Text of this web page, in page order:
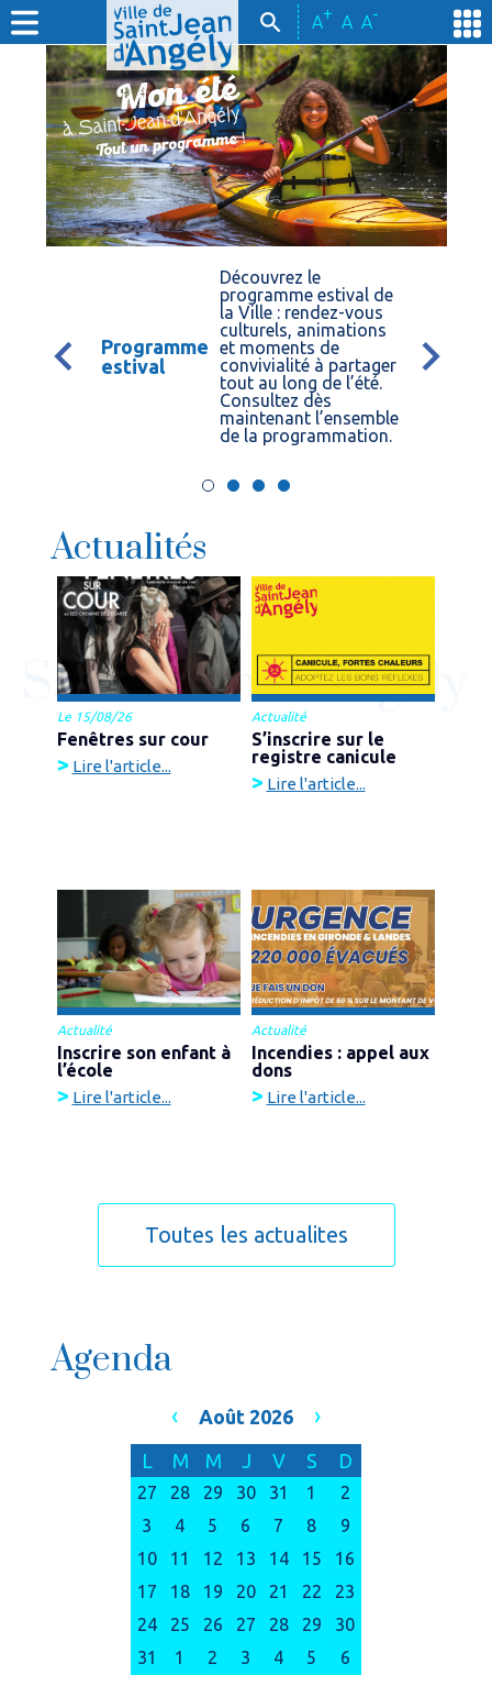
A+ A A-
Programme
estival
Découvrez le
programme estival de
la Ville : rendez-vous
culturels, animations
et moments de
convivialité à partager
tout au long de l’été.
Consultez dès
maintenant l’ensemble
de la programmation.
Actualités
Le 15/08/26
Fenêtres sur cour
> Lire l'article...
Actualité
S’inscrire sur le
registre canicule
> Lire l'article...
Actualité
Inscrire son enfant à
l’école
> Lire l'article...
Actualité
Incendies : appel aux
dons
> Lire l'article...
Toutes les actualites
Agenda
‹ Août 2026 ›
L M M J V S D
27 28 29 30 31 1
2
3
4 5 6 7 8
9
10
11 12 13 14 15
16
17
18 19 20 21 22
23
24
25 26 27 28 29
30
31
1 2 3 4 5 6